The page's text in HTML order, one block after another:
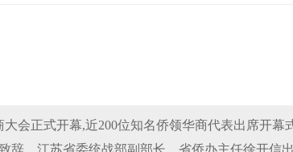
大会正式开幕,近200位知名侨领华商代表出席开幕
辞。江苏省委统战部副部长、省侨办主任徐开信